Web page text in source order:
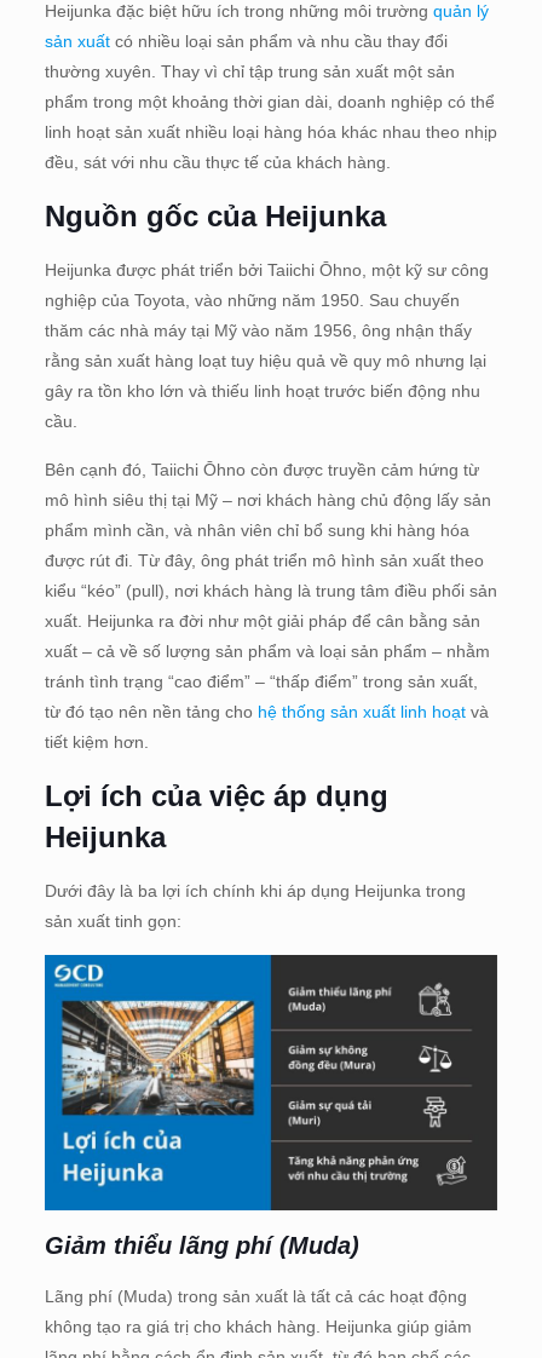
Heijunka đặc biệt hữu ích trong những môi trường quản lý
sản xuấtcó nhiều loại sản phẩm và nhu cầu thay đổi
thường xuyên. Thay vì chỉ tập trung sản xuất một sản
phẩm trong một khoảng thời gian dài, doanh nghiệp có thể
linh hoạt sản xuất nhiều loại hàng hóa khác nhau theo nhịp
đều, sát với nhu cầu thực tế của khách hàng.
Nguồn gốc của Heijunka
Heijunka được phát triển bởi Taiichi Ōhno, một kỹ sư công
nghiệp của Toyota, vào những năm 1950. Sau chuyến
thăm các nhà máy tại Mỹ vào năm 1956, ông nhận thấy
rằng sản xuất hàng loạt tuy hiệu quả về quy mô nhưng lại
gây ra tồn kho lớn và thiếu linh hoạt trước biến động nhu
cầu.
Bên cạnh đó, Taiichi Ōhno còn được truyền cảm hứng từ
mô hình siêu thị tại Mỹ – nơi khách hàng chủ động lấy sản
phẩm mình cần, và nhân viên chỉ bổ sung khi hàng hóa
được rút đi. Từ đây, ông phát triển mô hình sản xuất theo
kiểu “kéo” (pull), nơi khách hàng là trung tâm điều phối sản
xuất. Heijunka ra đời như một giải pháp để cân bằng sản
xuất – cả về số lượng sản phẩm và loại sản phẩm – nhằm
tránh tình trạng “cao điểm” – “thấp điểm” trong sản xuất,
từ đó tạo nên nền tảng cho hệ thống sản xuất linh hoạtvà
tiết kiệm hơn.
Lợi ích của việc áp dụng
Heijunka
Dưới đây là ba lợi ích chính khi áp dụng Heijunka trong
sản xuất tinh gọn:
Giảm thiểu lãng phí (Muda)
Lãng phí (Muda) trong sản xuất là tất cả các hoạt động
không tạo ra giá trị cho khách hàng. Heijunka giúp giảm